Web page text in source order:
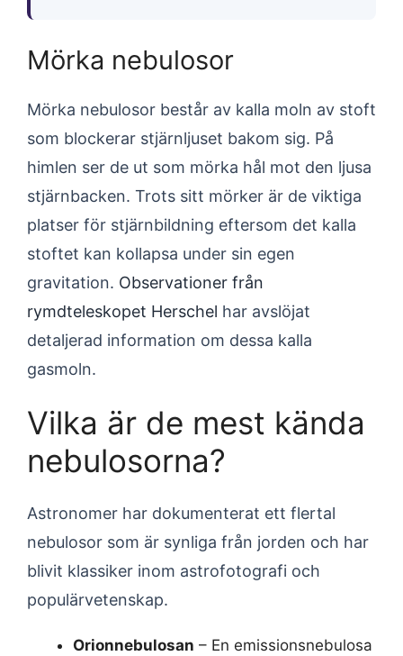
Mörka nebulosor
Mörka nebulosor består av kalla moln av stoft
som blockerar stjärnljuset bakom sig. På
himlen ser de ut som mörka hål mot den ljusa
stjärnbacken. Trots sitt mörker är de viktiga
platser för stjärnbildning eftersom det kalla
stoftet kan kollapsa under sin egen
gravitation. Observationer från
rymdteleskopet Herschel har avslöjat
detaljerad information om dessa kalla
gasmoln.
Vilka är de mest kända
nebulosorna?
Astronomer har dokumenterat ett flertal
nebulosor som är synliga från jorden och har
blivit klassiker inom astrofotografi och
populärvetenskap.
Orionnebulosan – En emissionsnebulosa